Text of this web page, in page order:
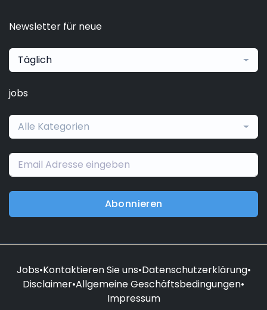
Newsletter für neue
Täglich
jobs
Alle Kategorien
Abonnieren
Jobs•Kontaktieren Sie uns•Datenschutzerklärung•
Disclaimer•Allgemeine Geschäftsbedingungen•
Impressum